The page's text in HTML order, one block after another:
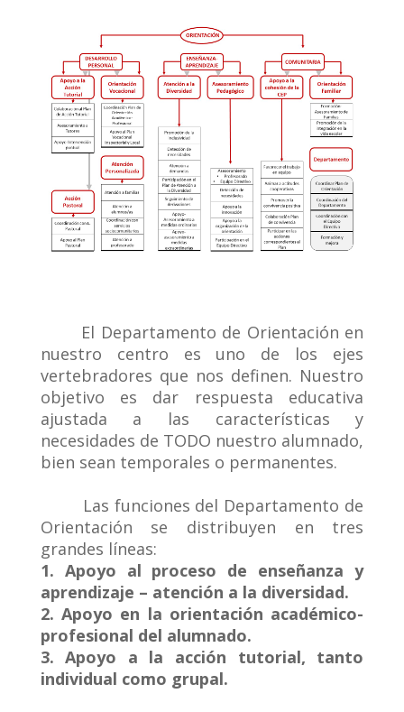
El Departamento de Orientación en
nuestro centro es uno de los ejes
vertebradores que nos definen. Nuestro
objetivo es dar respuesta educativa
ajustada a las características y
necesidades de TODO nuestro alumnado,
bien sean temporales o permanentes.
Las funciones del Departamento de
Orientación se distribuyen en tres
grandes líneas:
1. Apoyo al proceso de enseñanza y
aprendizaje – atención a la diversidad.
2. Apoyo en la orientación académico-
profesional del alumnado.
3. Apoyo a la acción tutorial, tanto
individual como grupal.